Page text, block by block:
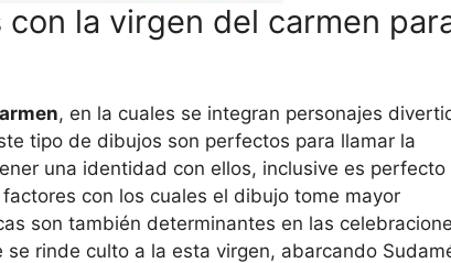
la virgen del carmen
, en la cuales se integran personajes
tipo de dibujos son perfectos para llamar la
una identidad con ellos, inclusive es perfecto
con los cuales el dibujo tome mayor
son también determinantes en las
rinde culto a la esta virgen, abarcando